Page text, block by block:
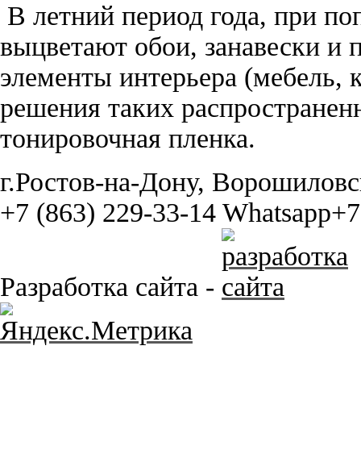
В летний период года, при
выцветают обои, занавески и
элементы интерьера (мебель,
решения таких
тонировочная пленка.
г.Ростов-на-Дону,
+7 (863) 229-33-14
Разработка сайта -